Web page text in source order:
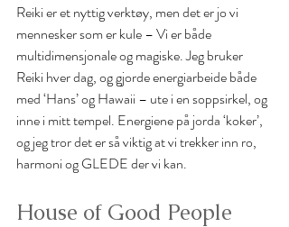
Reiki er et nyttig verktøy, men det er jo vi
mennesker som er kule – Vi er både
multidimensjonale og magiske. Jeg bruker
Reiki hver dag, og gjorde energiarbeide både
med ‘Hans’ og Hawaii – ute i en soppsirkel, og
inne i mitt tempel. Energiene på jorda ‘koker’,
og jeg tror det er så viktig at vi trekker inn ro,
harmoni og GLEDE der vi kan.
House of Good People